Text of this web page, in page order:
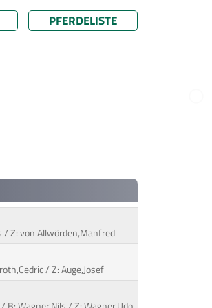
PFERDELISTE
Z: von Allwörden,Manfred
/ Z: Auge,Josef